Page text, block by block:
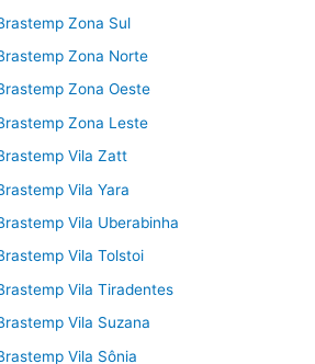
Zona Sul
Zona Norte
Zona Oeste
Zona Leste
Vila Zatt
Vila Yara
Vila Uberabinha
Vila Tolstoi
Vila Tiradentes
Vila Suzana
Vila Sônia